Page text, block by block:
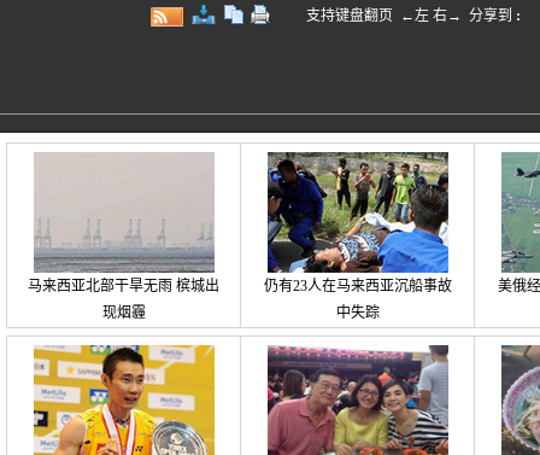
支持键盘翻页 ←左 右→ 分享到 :
马来西亚北部干旱无雨 槟城出
现烟霾
仍有23人在马来西亚沉船事故
中失踪
美俄